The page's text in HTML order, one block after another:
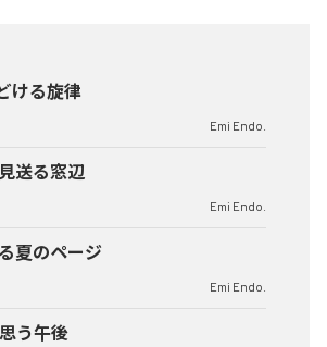
ける旋律
Emi Endo.
送る窓辺
Emi Endo.
夏のページ
Emi Endo.
う午後